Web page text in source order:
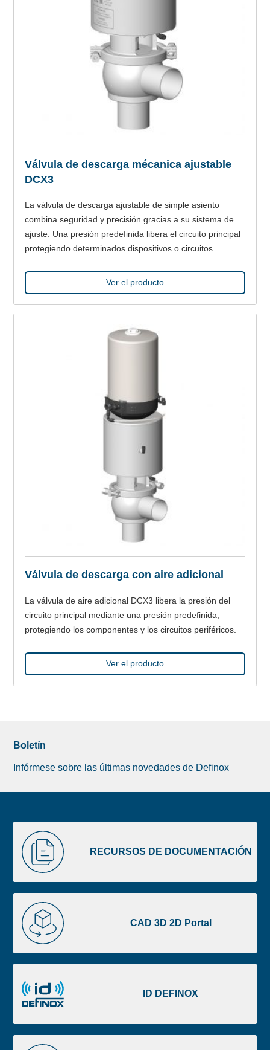
Válvula de descarga mécanica ajustable
DCX3
La válvula de descarga ajustable de simple asiento
combina seguridad y precisión gracias a su sistema de
ajuste. Una presión predefinida libera el circuito principal
protegiendo determinados dispositivos o circuitos.
Ver el producto
Válvula de descarga con aire adicional
La válvula de aire adicional DCX3 libera la presión del
circuito principal mediante una presión predefinida,
protegiendo los componentes y los circuitos periféricos.
Ver el producto
Boletín
Infórmese sobre las últimas novedades de Definox
image
footer
RECURSOS DE DOCUMENTACIÓN
RECURSOS
DE
DOCUMENTACIÓN
CAD 3D 2D Portal
CAD
3D
2D
Portal
ID DEFINOX
DEFINOX